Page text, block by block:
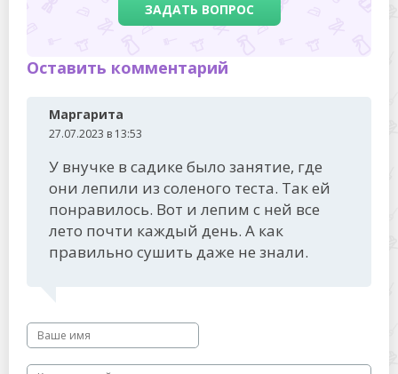
ЗАДАТЬ ВОПРОС
Оставить комментарий
Маргарита
27.07.2023 в 13:53
У внучке в садике было занятие, где
они лепили из соленого теста. Так ей
понравилось. Вот и лепим с ней все
лето почти каждый день. А как
правильно сушить даже не знали.